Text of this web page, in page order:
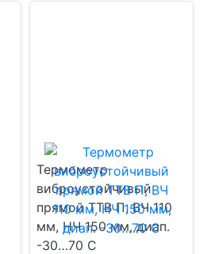
Термометр
виброустойчивый
прямой ТТВ П, ВЧ 110
мм, НЧ 150 мм, диап.
-30…70 С